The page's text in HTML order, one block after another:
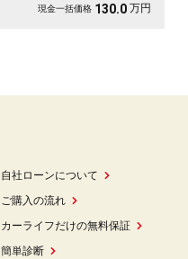
現金一括価格 130.0 万円
自社ローンについて
ご購入の流れ
カーライフだけの無料保証
簡単診断